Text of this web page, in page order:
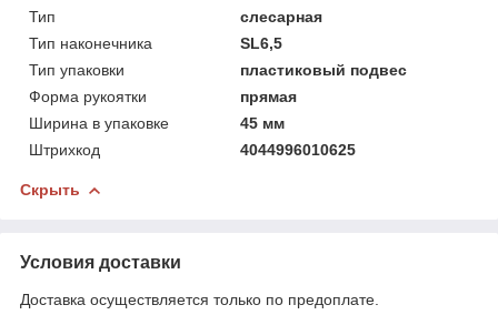
Тип
слесарная
Тип наконечника
SL6,5
Тип упаковки
пластиковый подвес
Форма рукоятки
прямая
Ширина в упаковке
45 мм
Штрихкод
4044996010625
Скрыть
Условия доставки
Доставка осуществляется только по предоплате.